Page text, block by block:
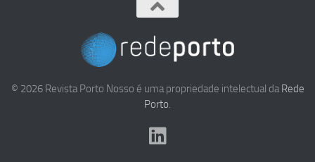
© 2026 Revista Porto Nosso é uma propriedade intelectual daRede
Porto.